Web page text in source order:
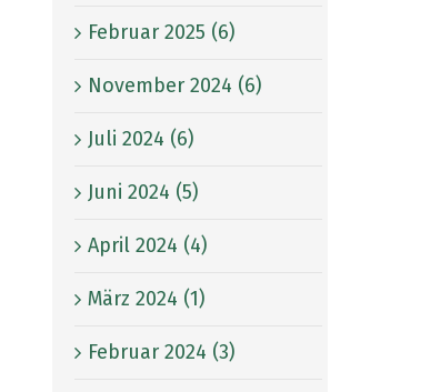
Februar 2025 (6)
November 2024 (6)
Juli 2024 (6)
Juni 2024 (5)
April 2024 (4)
März 2024 (1)
Februar 2024 (3)